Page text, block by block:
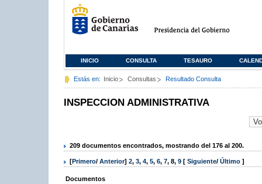
INICIO CONSULTA TESAURO
Estás en: Inicio Consultas Resultado Consulta
INSPECCION ADMINISTRATIVA
209 documentos encontrados, mostrando del 176 al 200.
[Primero/ Anterior] 2, 3, 4, 5, 6, 7, 8, 9 [ Siguiente/ Último ]
Documentos